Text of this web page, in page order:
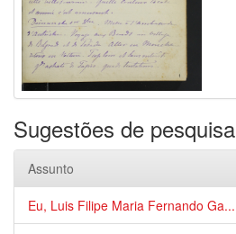
Sugestões de pesquisa
Assunto
Eu, Luis Filipe Maria Fernando Ga...